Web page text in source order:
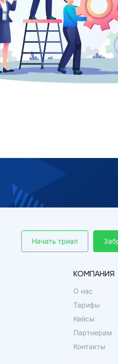
Начать триал
КОМПАНИЯ
О нас
Тарифы
Кейсы
Партнерам
Контакты